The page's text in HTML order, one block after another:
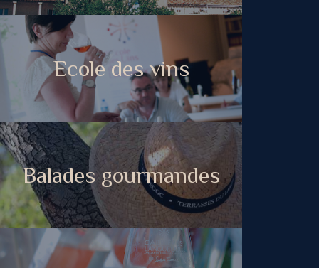
Ecole des vins
Balades gourmandes